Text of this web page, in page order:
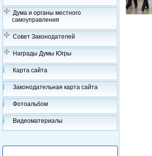
Дума и органы местного
самоуправления
Совет Законодателей
Награды Думы Югры
Карта сайта
Законодательная карта сайта
Фотоальбом
Видеоматериалы